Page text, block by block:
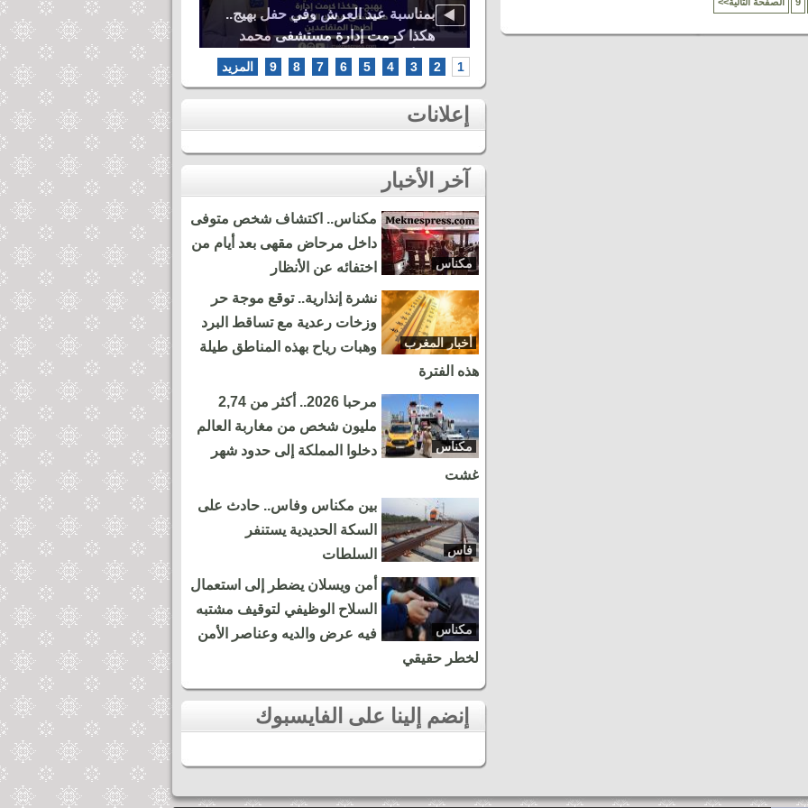
بمناسبة عيد العرش وفي حفل بهيج..
هكذا كرمت إدارة مستشفى محمد
الخامس أطرها المتقاعدين
أشهر الطائفات العيساوية، دنيا باطما
ومروان حاجي.. شاهد أقوى لحظات ثاني
1
2
3
4
5
6
7
8
9 المزيد
مكناس
مكناس.. اكتشاف شخص متوفى
داخل مرحاض مقهى بعد أيام من
اختفائه عن الأنظار
أخبار المغرب
نشرة إنذارية.. توقع موجة حر
وزخات رعدية مع تساقط البرد
وهبات رياح بهذه المناطق طيلة
هذه الفترة
مكناس
مرحبا 2026.. أكثر من 2,74
مليون شخص من مغاربة العالم
دخلوا المملكة إلى حدود شهر
غشت
فاس
بين مكناس وفاس.. حادث على
السكة الحديدية يستنفر
السلطات
مكناس
أمن ويسلان يضطر إلى استعمال
السلاح الوظيفي لتوقيف مشتبه
فيه عرض والديه وعناصر الأمن
لخطر حقيقي